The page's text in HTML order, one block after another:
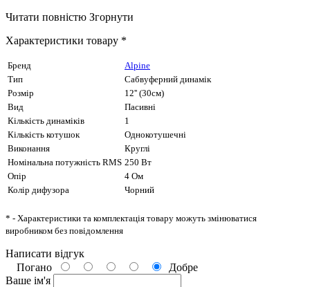
Читати повністю Згорнути
Характеристики товару *
Бренд
Alpine
Тип
Сабвуферний динамік
Розмір
12'' (30см)
Вид
Пасивні
Кількість динаміків
1
Кількість котушок
Однокотушечні
Виконання
Круглі
Номінальна потужність RMS 250 Вт
Опір
4 Ом
Колір дифузора
Чорний
* - Характеристики та комплектація товару можуть змінюватися
виробником без повідомлення
Написати відгук
Погано
Добре
Ваше ім'я